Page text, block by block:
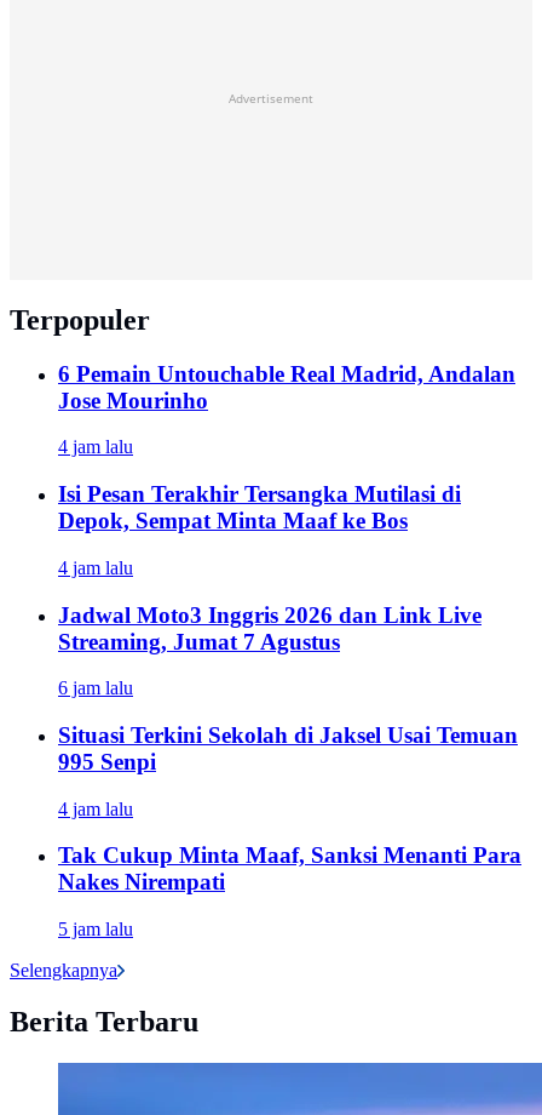
Advertisement
Terpopuler
6 Pemain Untouchable Real Madrid, Andalan
Jose Mourinho
4 jam lalu
Isi Pesan Terakhir Tersangka Mutilasi di
Depok, Sempat Minta Maaf ke Bos
4 jam lalu
Jadwal Moto3 Inggris 2026 dan Link Live
Streaming, Jumat 7 Agustus
6 jam lalu
Situasi Terkini Sekolah di Jaksel Usai Temuan
995 Senpi
4 jam lalu
Tak Cukup Minta Maaf, Sanksi Menanti Para
Nakes Nirempati
5 jam lalu
Selengkapnya
Berita Terbaru